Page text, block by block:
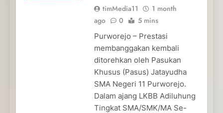
timMedia11
1 month
ago
0 5 mins
Purworejo – Prestasi
membanggakan kembali
ditorehkan oleh Pasukan
Khusus (Pasus) Jatayudha
SMA Negeri 11 Purworejo.
Dalam ajang LKBB Adiluhung
Tingkat SMA/SMK/MA Se-